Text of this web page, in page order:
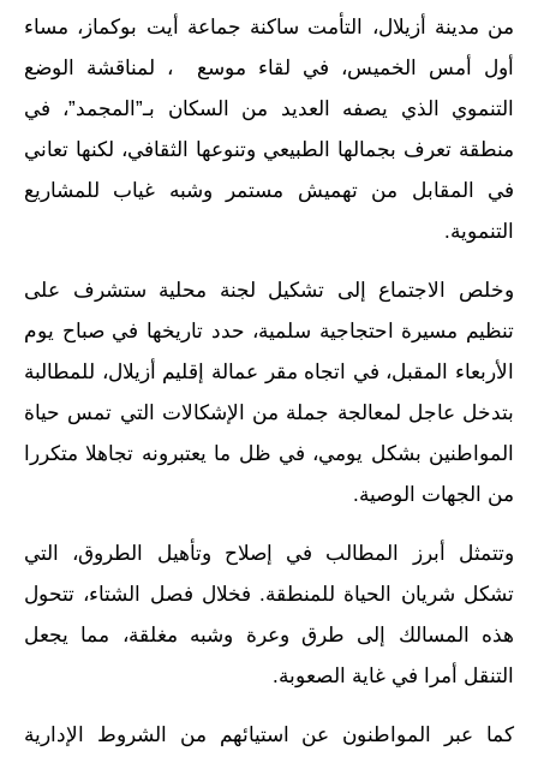
من مدينة أزيلال، التأمت ساكنة جماعة أيت بوكماز، مساء
أول أمس الخميس، في لقاء موسع ، لمناقشة الوضع
التنموي الذي يصفه العديد من السكان بـ”المجمد”، في
منطقة تعرف بجمالها الطبيعي وتنوعها الثقافي، لكنها تعاني
في المقابل من تهميش مستمر وشبه غياب للمشاريع
التنموية.
وخلص الاجتماع إلى تشكيل لجنة محلية ستشرف على
تنظيم مسيرة احتجاجية سلمية، حدد تاريخها في صباح يوم
الأربعاء المقبل، في اتجاه مقر عمالة إقليم أزيلال، للمطالبة
بتدخل عاجل لمعالجة جملة من الإشكالات التي تمس حياة
المواطنين بشكل يومي، في ظل ما يعتبرونه تجاهلا متكررا
من الجهات الوصية.
وتتمثل أبرز المطالب في إصلاح وتأهيل الطروق، التي
تشكل شريان الحياة للمنطقة. فخلال فصل الشتاء، تتحول
هذه المسالك إلى طرق وعرة وشبه مغلقة، مما يجعل
التنقل أمرا في غاية الصعوبة.
كما عبر المواطنون عن استيائهم من الشروط الإدارية